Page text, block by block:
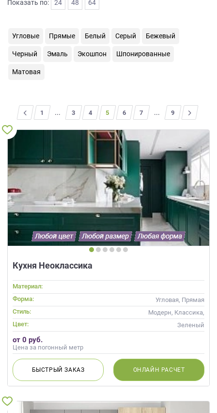
Показать по: 24 48 64
Угловые Прямые Белый Серый Бежевый
Черный Эмаль Экошпон Шпонированные
Матовая
1 ... 3 4 5 6 7 ... 9
>
Кухня Неоклассика
Материал:
Форма:
Угловая, Прямая
Стиль:
Модерн, Классика,
Неоклассика, Современные
Цвет: Зеленый
от 0 руб.
Цена за погонный метр
БЫСТРЫЙЗАКАЗ ОНЛАЙН РАСЧЕТ
данных,
также
Согласие
данных
метрическими
программами
Политики
обработки
персональных